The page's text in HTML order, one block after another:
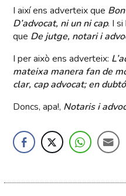
I així ens adverteix que
D’advocat, ni un ni cap. I
que De jutge, notari i
I per això ens adverteix:
mateixa manera fan de
clar, cap advocat; en
Doncs, apa!, Notaris i